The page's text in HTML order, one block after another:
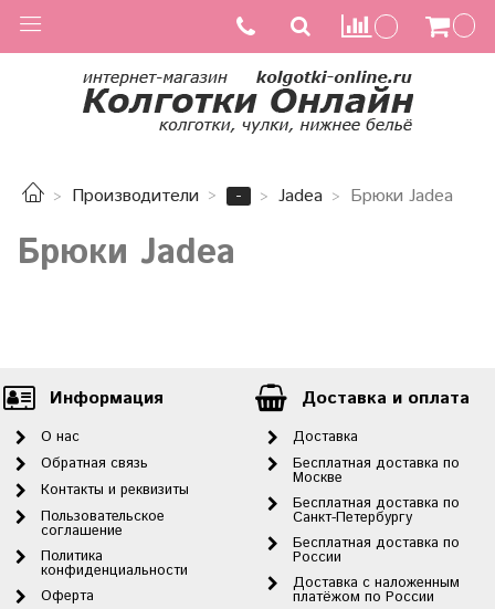
Производители - Jadea Брюки Jadea
Брюки Jadea
Информация
О нас
Обратная связь
Контакты и реквизиты
Пользовательское
соглашение
Политика
конфиденциальности
Оферта
Доставка и оплата
Доставка
Бесплатная доставка по
Москве
Бесплатная доставка по
Санкт-Петербургу
Бесплатная доставка по
России
Доставка с наложенным
платёжом по России